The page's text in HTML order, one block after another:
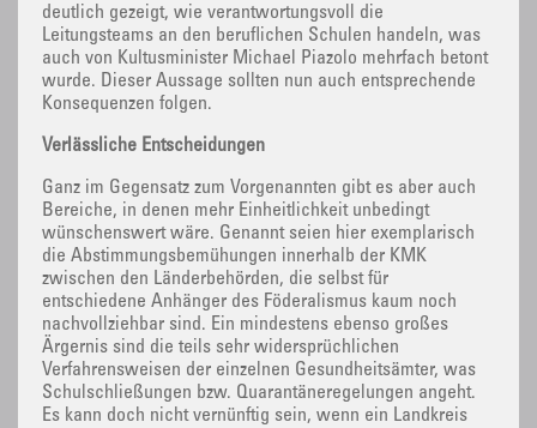
deutlich gezeigt, wie verantwortungsvoll die
Leitungsteams an den beruflichen Schulen handeln, was
auch von Kultusminister Michael Piazolo mehrfach betont
wurde. Dieser Aussage sollten nun auch entsprechende
Konsequenzen folgen.
Verlässliche Entscheidungen
Ganz im Gegensatz zum Vorgenannten gibt es aber auch
Bereiche, in denen mehr Einheitlichkeit unbedingt
wünschenswert wäre. Genannt seien hier exemplarisch
die Abstimmungsbemühungen innerhalb der KMK
zwischen den Länderbehörden, die selbst für
entschiedene Anhänger des Föderalismus kaum noch
nachvollziehbar sind. Ein mindestens ebenso großes
Ärgernis sind die teils sehr widersprüchlichen
Verfahrensweisen der einzelnen Gesundheitsämter, was
Schulschließungen bzw. Quarantäneregelungen angeht.
Es kann doch nicht vernünftig sein, wenn ein Landkreis